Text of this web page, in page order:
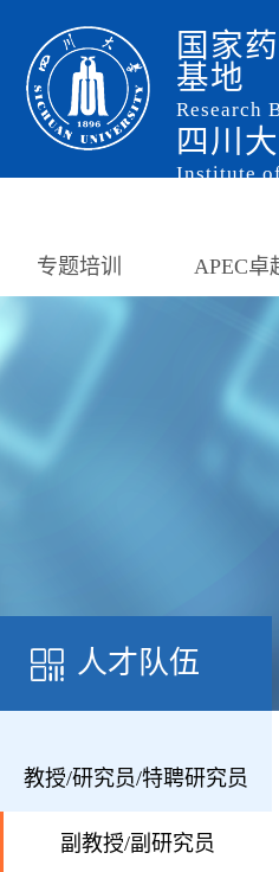
国家
基地
Research
四川
Institute
专题培训 APEC卓
人才队伍
教授/研究员/特聘研究员
副教授/副研究员